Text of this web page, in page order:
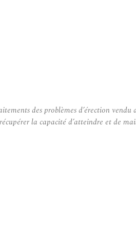
des problèmes d’érection vendu
la capacité d’atteindre et de